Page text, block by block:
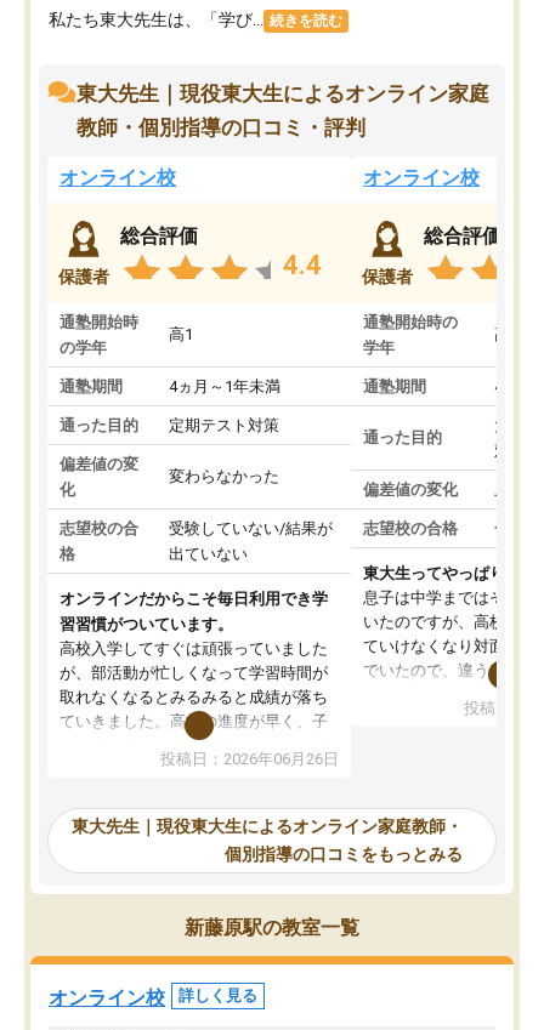
私たち東大先生は、「学び... 続きを読む
東大先生｜現役東大生によるオンライン家庭
教師・個別指導の口コミ・評判
オンライン校
保護者
総合評価
4.4
通塾開始時
の学年
高1
通塾期間 4ヵ月～1年未満
通った目的 定期テスト対策
偏差値の変
化
変わらなかった
志望校の合
格
受験していない/結果が
出ていない
オンラインだからこそ毎日利用でき学
習習慣がついています。
高校入学してすぐは頑張っていました
が、部活動が忙しくなって学習時間が
取れなくなるとみるみると成績が落ち
ていきました。高校の進度が早く、子
供も家に帰って勉強の話すると嫌な反
応を示します。東大先生にお願いして
れるので、親としても安心です。毎日
使える自習室とかもあり、わからない
ところがあれば先生が回答してくれる
のも重宝しています。
投稿日：2026年06月26日
オンライン校
保護者
総合評価
通塾開始時の
学年
高3
通塾期間 4ヵ月
通った目的
大学
対策
偏差値の変化 上が
志望校の合格 合格
東大生ってやっぱりすご
息子は中学まではそこそ
いたのですが、高校に入
ていけなくなり対面の塾
でいたので、違うアプロ
で、当初は模試でD判定
自習室が毎日使えていつ
るのが心強かったよう
謝です。
投稿日：
東大先生｜現役東大生によるオンライン家庭教師・
個別指導の口コミをもっとみる
新藤原駅の教室一覧
オンライン校 詳しく見る